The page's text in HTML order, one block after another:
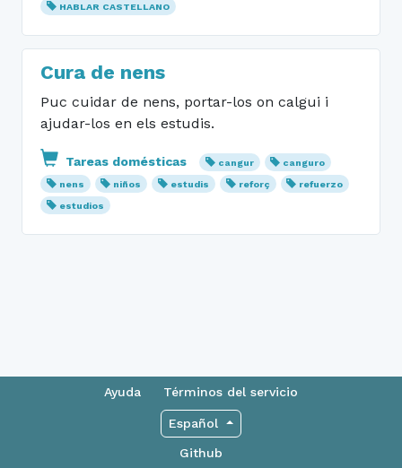
HABLAR CASTELLANO
Cura de nens
Puc cuidar de nens, portar-los on calgui i
ajudar-los en els estudis.
Tareas domésticas cangur
canguro
nens
niños estudis reforç
refuerzo
estudios
Ayuda Términos del servicio
Español
Github